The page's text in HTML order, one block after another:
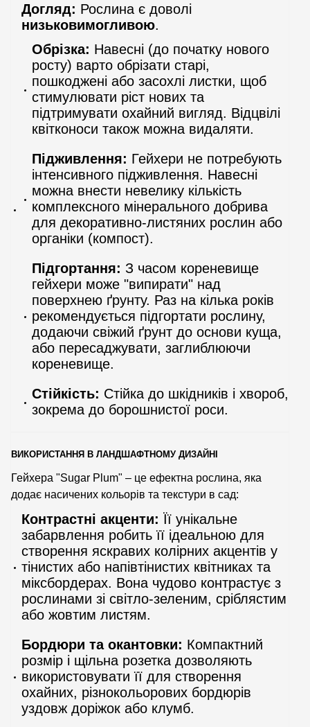
Догляд: Рослина є доволі
низьковимогливою.
Обрізка: Навесні (до початку нового
росту) варто обрізати старі,
пошкоджені або засохлі листки, щоб
стимулювати ріст нових та
підтримувати охайний вигляд. Відцвілі
квітконоси також можна видаляти.
Підживлення: Гейхери не потребують
інтенсивного підживлення. Навесні
можна внести невелику кількість
комплексного мінерального добрива
для декоративно-листяних рослин або
органіки (компост).
Підгортання: З часом кореневище
гейхери може "випирати" над
поверхнею ґрунту. Раз на кілька років
рекомендується підгортати рослину,
додаючи свіжий ґрунт до основи куща,
або пересаджувати, заглиблюючи
кореневище.
Стійкість: Стійка до шкідників і хвороб,
зокрема до борошнистої роси.
ВИКОРИСТАННЯ В ЛАНДШАФТНОМУ ДИЗАЙНІ
Гейхера "Sugar Plum" – це ефектна рослина, яка
додає насичених кольорів та текстури в сад:
Контрастні акценти: Її унікальне
забарвлення робить її ідеальною для
створення яскравих колірних акцентів у
тінистих або напівтінистих квітниках та
міксбордерах. Вона чудово контрастує з
рослинами зі світло-зеленим, сріблястим
або жовтим листям.
Бордюри та окантовки: Компактний
розмір і щільна розетка дозволяють
використовувати її для створення
охайних, різнокольорових бордюрів
уздовж доріжок або клумб.